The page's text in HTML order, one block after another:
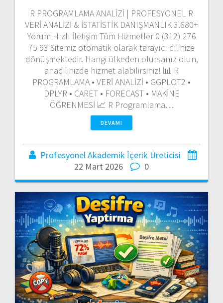
R PROGRAMLAMA ANALİZİ | PROFESYONEL R
VERİ ANALİZİ & İSTATİSTİK DANIŞMANLIK 3.680+
Yorum Hızlı İletişim Tüm Hizmetler 0 (312) 276
75 93 Sitemiz otomatik olarak tarayıcı dilinize
dönüşmektedir. Hangi ülkeden olursanız olun,
anadilinizde hizmet alabilirsiniz! 📊 R
PROGRAMLAMA • VERİ ANALİZİ • GGPLOT2 •
DPLYR • CARET • FORECAST • MAKİNE
ÖĞRENMESİ 📈 R Programlama…
DEVAMI
Profesyonel Akademik İçerik Üreticisi
22 Mart 2026
0